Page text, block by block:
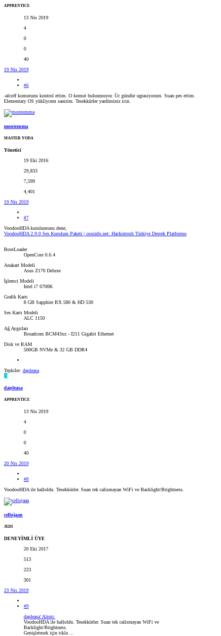
APPRENTICE
13 Nis 2019
4
0
0
40
19 Nis 2019
#6
-alcoff komutunu kontrol ettim. O komut bulunmuyor. Üc gündür ugrasiyorum. Suan pes ettim.
Elementary OS yükliycem sanirim. Tesekkürler yardiminiz icin.
montezuma
MASTER YODA
Yönetici
19 Eki 2016
29,833
7,599
4,401
19 Nis 2019
#7
VoodooHDA kurulumunu dene;
VoodooHDA 2.9.0 Ses Kurulum Paketi | osxinfo.net: Hackintosh Türkiye Destek Platformu
BootLoader
OpenCore 0.6.4
Anakart Modeli
Asus Z170 Deluxe
İşlemci Modeli
Intel i7 6700K
Grafik Kartı
8 GB Sapphire RX 580 & HD 530
Ses Kartı Modeli
ALC 1150
Ağ Aygıtları
Broadcom BCM43xx - I211 Gigabit Ethernet
Disk ve RAM
500GB NVMe & 32 GB DDR4
Tepkiler: dapleasa
D
dapleasa
APPRENTICE
13 Nis 2019
4
0
0
40
20 Nis 2019
#8
VoodooHDA ile halloldu. Tesekkürler. Suan tek calismayan WiFi ve Backlight/Brightness.
cellojaan
JEDI
DENEYİMLİ ÜYE
20 Eki 2017
513
223
301
23 Nis 2019
#9
dapleasa' Alıntı:
VoodooHDA ile halloldu. Tesekkürler. Suan tek calismayan WiFi ve
Backlight/Brightness.
Genişletmek için tıkla ...